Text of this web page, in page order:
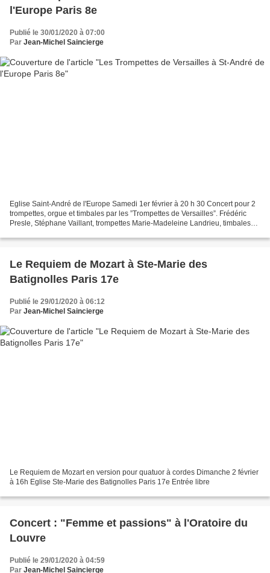
l'Europe Paris 8e
Publié le 30/01/2020 à 07:00
Par Jean-Michel Saincierge
Eglise Saint-André de l'Europe Samedi 1er février à 20 h 30 Concert pour 2
trompettes, orgue et timbales par les ”Trompettes de Versailles”. Frédéric
Presle, Stéphane Vaillant, trompettes Marie-Madeleine Landrieu, timbales
Le Requiem de Mozart à Ste-Marie des
Batignolles Paris 17e
Publié le 29/01/2020 à 06:12
Par Jean-Michel Saincierge
Le Requiem de Mozart en version pour quatuor à cordes Dimanche 2 février
à 16h Eglise Ste-Marie des Batignolles Paris 17e Entrée libre
Concert : "Femme et passions" à l'Oratoire du
Louvre
Publié le 29/01/2020 à 04:59
Par Jean-Michel Saincierge